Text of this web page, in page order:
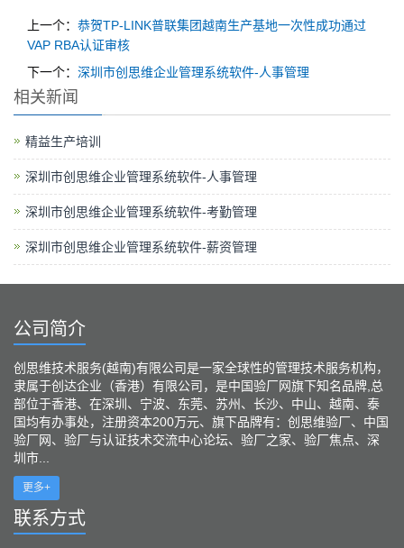
上一个： 恭贺TP-LINK普联集团越南生产基地一次性成功通过
VAP RBA认证审核
下一个： 深圳市创思维企业管理系统软件-人事管理
相关新闻
精益生产培训
深圳市创思维企业管理系统软件-人事管理
深圳市创思维企业管理系统软件-考勤管理
深圳市创思维企业管理系统软件-薪资管理
公司简介
创思维技术服务(越南)有限公司是一家全球性的管理技术服务机构，
隶属于创达企业（香港）有限公司，是中国验厂网旗下知名品牌,总
部位于香港、在深圳、宁波、东莞、苏州、长沙、中山、越南、泰
国均有办事处，注册资本200万元、旗下品牌有：创思维验厂、中国
验厂网、验厂与认证技术交流中心论坛、验厂之家、验厂焦点、深
圳市...
更多+
联系方式